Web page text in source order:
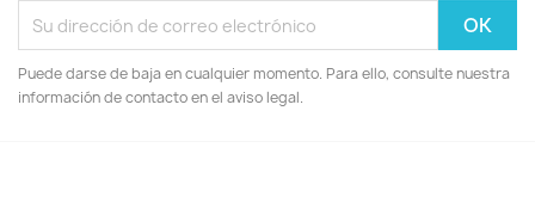
Puede darse de baja en cualquier momento. Para ello, consulte nuestra
información de contacto en el aviso legal.